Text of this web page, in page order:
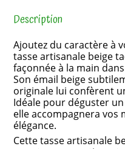
Description
Ajoutez du caractère à
tasse artisanale beige
façonnée à la main
Son émail beige
originale lui confèrent
Idéale pour déguster
elle accompagnera vos
élégance.
Cette tasse artisanale